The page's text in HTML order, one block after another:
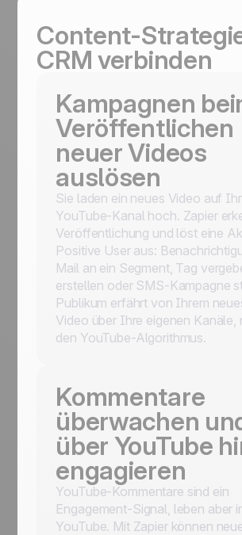
Content-
CRM verbinden
Kampagnen
Veröffentlichen
neuer Videos
auslösen
Sie laden ein neues Video auf
YouTube-Kanal hoch. Zapier
Veröffentlichung und löst eine
Positive User aus:
Mail an ein Segment, Tag
erstellen oder SMS-Kampagne
Publikum erfährt von Ihrem
Video über Ihre eigenen Kanäle,
den YouTube-Algorithmus.
Kommentare
überwachen
über YouTube
engagieren
YouTube-Kommentare sind ein
Engagement-Signal, leben aber
YouTube. Mit Zapier können